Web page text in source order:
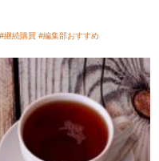
#継続購買 #編集部おすすめ